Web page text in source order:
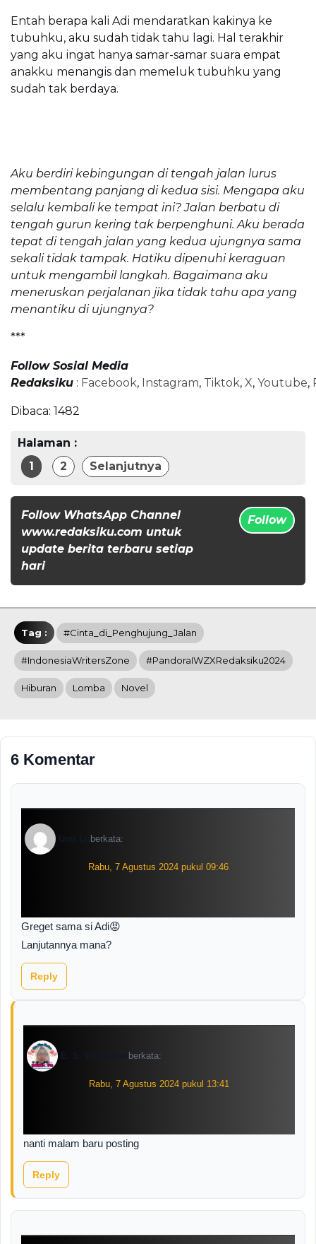
Entah berapa kali Adi mendaratkan kakinya ke
tubuhku, aku sudah tidak tahu lagi. Hal terakhir
yang aku ingat hanya samar-samar suara empat
anakku menangis dan memeluk tubuhku yang
sudah tak berdaya.
Aku berdiri kebingungan di tengah jalan lurus
membentang panjang di kedua sisi. Mengapa aku
selalu kembali ke tempat ini? Jalan berbatu di
tengah gurun kering tak berpenghuni. Aku berada
tepat di tengah jalan yang kedua ujungnya sama
sekali tidak tampak. Hatiku dipenuhi keraguan
untuk mengambil langkah. Bagaimana aku
meneruskan perjalanan jika tidak tahu apa yang
menantiku di ujungnya?
***
Follow Sosial Media
Redaksiku : Facebook, Instagram, Tiktok, X, Youtube,
Dibaca: 1482
Halaman :
1
2 Selanjutnya
Follow WhatsApp Channel
www.redaksiku.com untuk
update berita terbaru setiap
hari
Follow
Tag : #Cinta_di_Penghujung_Jalan
#IndonesiaWritersZone #PandoraIWZXRedaksiku2024
Hiburan Lomba Novel
6 Komentar
Umi Lu berkata:
Rabu, 7 Agustus 2024 pukul 09:46
Greget sama si Adi😡
Lanjutannya mana?
Reply
E. S. Widiastuti berkata:
Rabu, 7 Agustus 2024 pukul 13:41
nanti malam baru posting
Reply